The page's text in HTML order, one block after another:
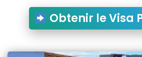
Obtenir le Visa